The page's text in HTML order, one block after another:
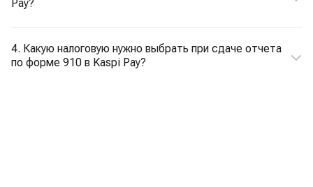
Pay?
4. Какую налоговую нужно выбрать при сдаче отчета
по форме 910 в Kaspi Pay?